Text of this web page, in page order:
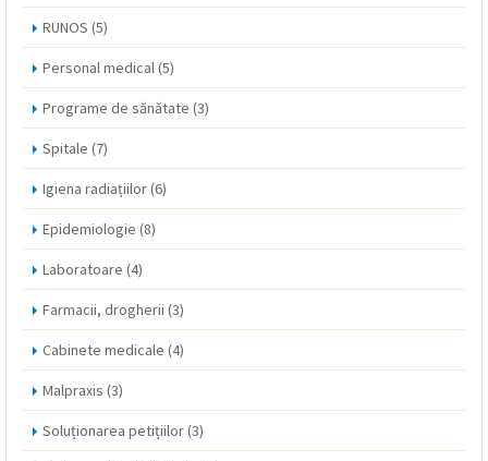
RUNOS (5)
Personal medical(5)
Programe de sănătate (3)
Spitale (7)
Igiena radiațiilor(6)
Epidemiologie (8)
Laboratoare (4)
Farmacii, drogherii (3)
Cabinete medicale (4)
Malpraxis (3)
Soluționarea petițiilor(3)